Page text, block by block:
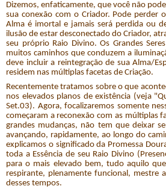
Dizemos, enfaticamente, que você não
sua conexão com o Criador. Pode perder
Alma é imortal e jamais será perdida ou
ilusão de estar desconectado do Criador,
seu próprio Raio Divino. Os Grandes
muitos caminhos que conduzem a
deve incluir a reintegração de sua Alma/
residem nas múltiplas facetas de Criação.
Recentemente tratamos sobre o que
nos elevados planos de existência (veja
Set.03). Agora, focalizaremos somente
começaram a reconexão com as múltiplas
grandes mudanças, não tem que deixar
avançando, rapidamente, ao longo do
explicamos o significado da Promessa
toda a Essência de seu Raio Divino
para o mais elevado bem, tudo aquilo
respirante, plenamente funcional, mestre
desses tempos.